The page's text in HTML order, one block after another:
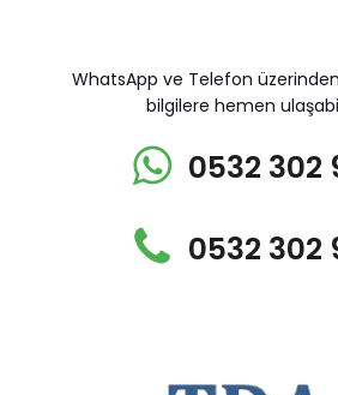
WhatsApp ve Telefon
bilgilere hemen
0532 302
0532 302